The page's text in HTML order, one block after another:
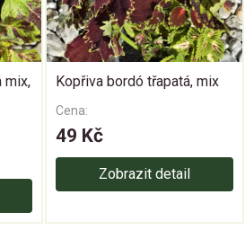
mix,
Kopřiva bordó třapatá, mix
Cena:
49 Kč
Zobrazit detail